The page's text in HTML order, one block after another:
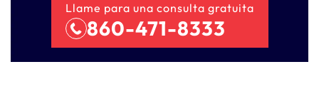
Llame para una consulta gratuita
860-471-8333